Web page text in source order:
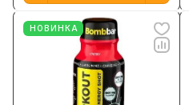
НОВИНКА